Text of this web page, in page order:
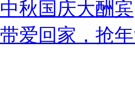
中秋国庆大酬宾
带爱回家，抢